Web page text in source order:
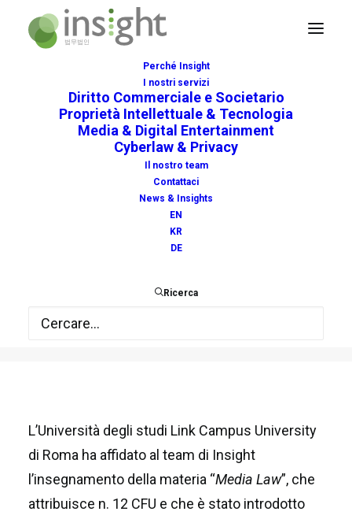
Perché Insight
I nostri servizi
Diritto Commerciale e Societario
Proprietà Intellettuale & Tecnologia
Media & Digital Entertainment
Cyberlaw & Privacy
Il nostro team
Contattaci
News & Insights
EN
KR
DE
Ricerca
Insight Studio Legale
법무법인 insegna
“Media Law”
all’Università degli
studi Link Campus
University di Roma
L’Università degli studi Link Campus University
di Roma ha affidato al team di Insight
l’insegnamento della materia “Media Law”, che
attribuisce n. 12 CFU e che è stato introdotto